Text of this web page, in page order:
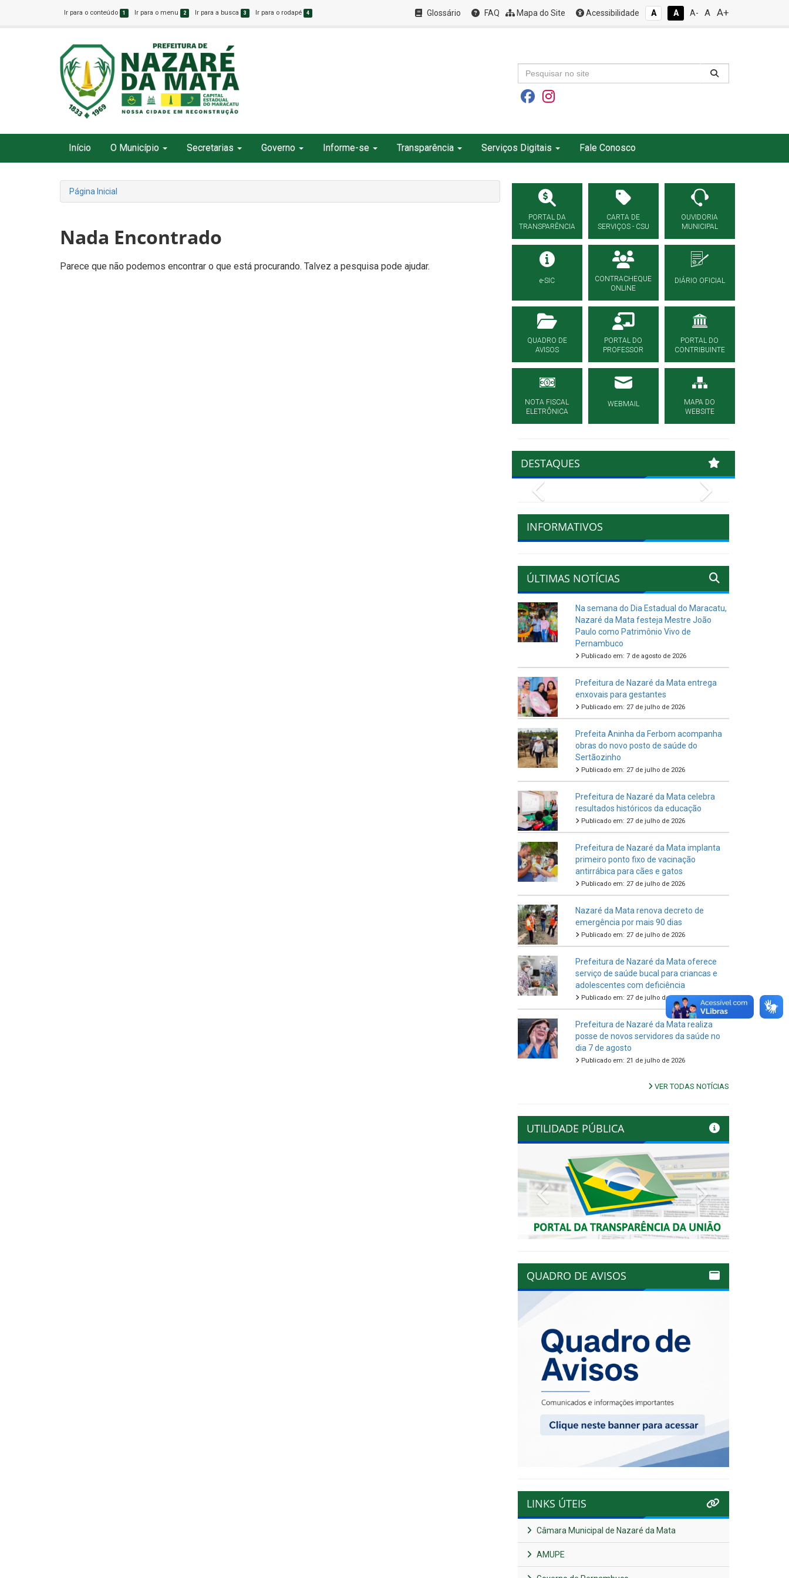
Ir para o conteúdo 1 Ir para o menu 2 Ir para a busca 3 Ir para o rodapé 4 Glossário FAQ Mapa do Site Acessibilidade A A A- A A+
Início O Município Secretarias Governo Informe-se Transparência Serviços Digitais Fale Conosco
Página Inicial
Nada Encontrado
Parece que não podemos encontrar o que está procurando. Talvez a pesquisa pode ajudar.
PORTAL DA
TRANSPARÊNCIA
CARTA DE
SERVIÇOS - CSU
OUVIDORIA
MUNICIPAL
e-SIC
CONTRACHEQUE
ONLINE
DIÁRIO OFICIAL
QUADRO DE
AVISOS
PORTAL DO
PROFESSOR
PORTAL DO
CONTRIBUINTE
NOTA FISCAL
ELETRÔNICA
WEBMAIL
MAPA DO
WEBSITE
DESTAQUES
INFORMATIVOS
ÚLTIMAS NOTÍCIAS
Na semana do Dia Estadual do Maracatu,
Nazaré da Mata festeja Mestre João
Paulo como Patrimônio Vivo de
Pernambuco
Publicado em: 7 de agosto de 2026
Prefeitura de Nazaré da Mata entrega
enxovais para gestantes
Publicado em: 27 de julho de 2026
Prefeita Aninha da Ferbom acompanha
obras do novo posto de saúde do
Sertãozinho
Publicado em: 27 de julho de 2026
Prefeitura de Nazaré da Mata celebra
resultados históricos da educação
Publicado em: 27 de julho de 2026
Prefeitura de Nazaré da Mata implanta
primeiro ponto fixo de vacinação
antirrábica para cães e gatos
Publicado em: 27 de julho de 2026
Nazaré da Mata renova decreto de
emergência por mais 90 dias
Publicado em: 27 de julho de 2026
Prefeitura de Nazaré da Mata oferece
serviço de saúde bucal para criancas e
adolescentes com deficiência
Publicado em: 27 de julho de 2026
Prefeitura de Nazaré da Mata realiza
posse de novos servidores da saúde no
dia 7 de agosto
Publicado em: 21 de julho de 2026
VER TODAS NOTÍCIAS
UTILIDADE PÚBLICA
Previous Next
QUADRO DE AVISOS
LINKS ÚTEIS
Câmara Municipal de Nazaré da Mata
AMUPE